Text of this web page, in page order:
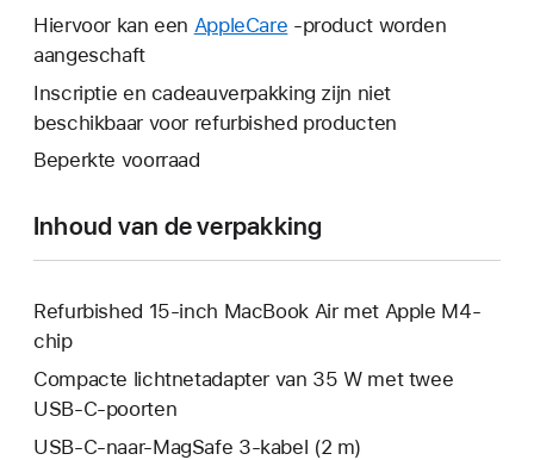
nieuw
venster
geopend.
wordt
nieuw
venster
geopend.
Hiervoor kan een AppleCare Hierdoor
er
een
-product worden
aangeschaft
Inscriptie en cadeauverpakking zijn niet
beschikbaar voor refurbished producten
Beperkte voorraad
Inhoud van de verpakking
Refurbished 15-inch MacBook Air met Apple M4-
chip
Compacte lichtnetadapter van 35 W met twee
USB‑C-poorten
USB‑C-naar-MagSafe 3-kabel (2 m)